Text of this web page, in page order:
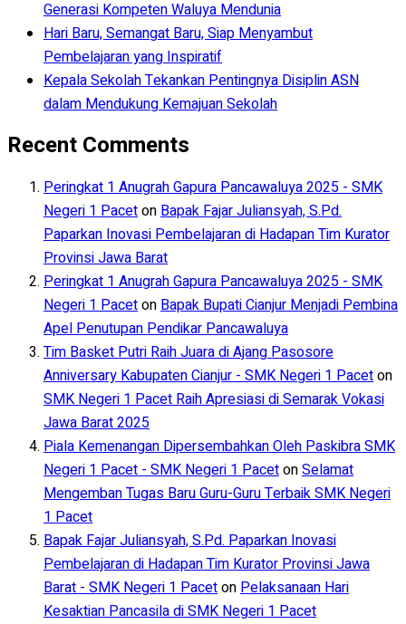
Generasi Kompeten Waluya Mendunia
Hari Baru, Semangat Baru, Siap Menyambut
Pembelajaran yang Inspiratif
Kepala Sekolah Tekankan Pentingnya Disiplin ASN
dalam Mendukung Kemajuan Sekolah
Recent Comments
Peringkat 1 Anugrah Gapura Pancawaluya 2025 - SMK
Negeri 1 PacetonBapak Fajar Juliansyah, S.Pd.
Paparkan Inovasi Pembelajaran di Hadapan Tim Kurator
Provinsi Jawa Barat
Peringkat 1 Anugrah Gapura Pancawaluya 2025 - SMK
Negeri 1 PacetonBapak Bupati Cianjur Menjadi Pembina
Apel Penutupan Pendikar Pancawaluya
Tim Basket Putri Raih Juara di Ajang Pasosore
Anniversary Kabupaten Cianjur - SMK Negeri 1 Paceton
SMK Negeri 1 Pacet Raih Apresiasi di Semarak Vokasi
Jawa Barat 2025
Piala Kemenangan Dipersembahkan Oleh Paskibra SMK
Negeri 1 Pacet - SMK Negeri 1 PacetonSelamat
Mengemban Tugas Baru Guru-Guru Terbaik SMK Negeri
1 Pacet
Bapak Fajar Juliansyah, S.Pd. Paparkan Inovasi
Pembelajaran di Hadapan Tim Kurator Provinsi Jawa
Barat - SMK Negeri 1 PacetonPelaksanaan Hari
Kesaktian Pancasila di SMK Negeri 1 Pacet